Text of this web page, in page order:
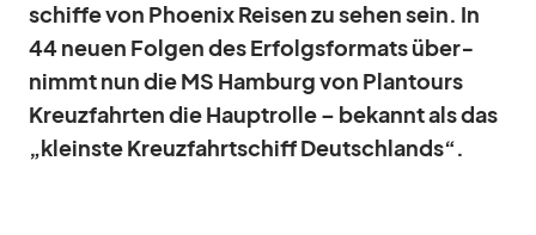
schiffe von Phoe­nix Rei­sen zu se­hen sein. In
44 neuen Fol­gen des Er­folgs­for­mats über­
nimmt nun die MS Ham­burg von Plan­tours
Kreuz­fahr­ten die Haupt­rolle – be­kannt als das
„kleinste Kreuz­fahrt­schiff Deutsch­lands“.